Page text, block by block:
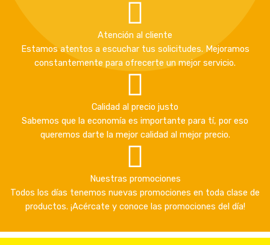
Atención al cliente
Estamos atentos a escuchar tus solicitudes. Mejoramos
constantemente para ofrecerte un mejor servicio.
Calidad al precio justo
Sabemos que la economía es importante para tí, por eso
queremos darte la mejor calidad al mejor precio.
Nuestras promociones
Todos los días tenemos nuevas promociones en toda clase de
productos. ¡Acércate y conoce las promociones del día!